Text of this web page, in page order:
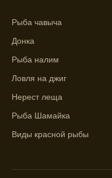
Учитывайте
для рыбной
Прогноз клева
Рыба чавыча
Донка
Рыба налим
Ловля на джиг
Нерест леща
Рыба Шамайка
Виды красной рыбы